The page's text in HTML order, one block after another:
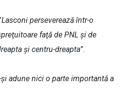
Lasconi perseverează într-o
faţă de PNL şi de
şi centru-dreapta”.
adune nici o parte importantă a